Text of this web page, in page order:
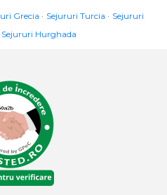
Grecia Sejururi Turcia
Sejururi
Sejururi Hurghada